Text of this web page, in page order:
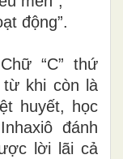
động”.
“C” thứ
từ khi còn là
huyết, học
đánh
lời lãi cả